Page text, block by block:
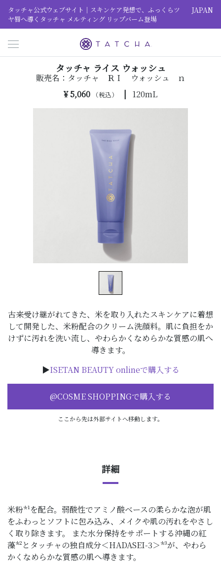
タッチャ公式ウェブサイト｜スキンケア発想で、ふっくらツ
ヤ唇へ導くタッチャ メルティング リップバーム登場
JAPAN
Toggle navigation
タッチャ ライス ウォッシュ
販売名：タッチャ ＲＩ ウォッシュ ｎ
¥ 5,060
（税込） 120mL
古来受け継がれてきた、米を取り入れたスキンケアに着想
して開発した、米粉配合のクリーム洗顔料。肌に負担をか
けずに汚れを洗い流し、やわらかくなめらかな質感の肌へ
導きます。
▶ISETAN BEAUTY onlineで購入する
@COSME SHOPPINGで購入する
ここから先は外部サイトへ移動します。
詳細
米粉*¹を配合。弱酸性でアミノ酸ベースの柔らかな泡が肌
をふわっとソフトに包み込み、メイクや肌の汚れをやさし
く取り除きます。 また水分保持をサポートする沖縄の紅
藻*²とタッチャの独自成分＜HADASEI-3＞*³が、やわら
かくなめらかな質感の肌へ導きます。